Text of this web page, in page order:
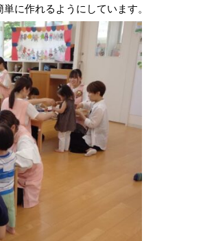
に作れるようにしています。